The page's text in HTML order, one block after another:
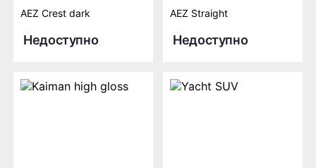
AEZ Crest dark
Недоступно
AEZ Straight
Недоступно